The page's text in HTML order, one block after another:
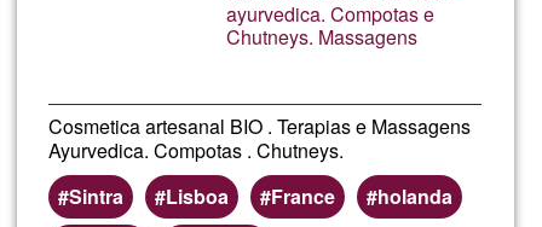
ayurvedica. Compotas e
Chutneys. Massagens
Cosmetica artesanal BIO . Terapias e Massagens
Ayurvedica. Compotas . Chutneys.
Sintra
Lisboa France
holanda